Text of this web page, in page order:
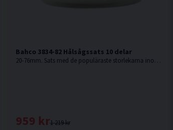
Bahco 3834-82 Hålsågssats 10 delar
20-76mm. Sats med de populäraste storlekarna inom elinstallation, i kompakt förpackning
1 219 kr
959 kr